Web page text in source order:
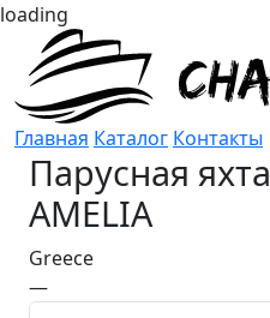
loading
Главная Каталог Контакты
Парусная яхта
AMELIA
Greece
—